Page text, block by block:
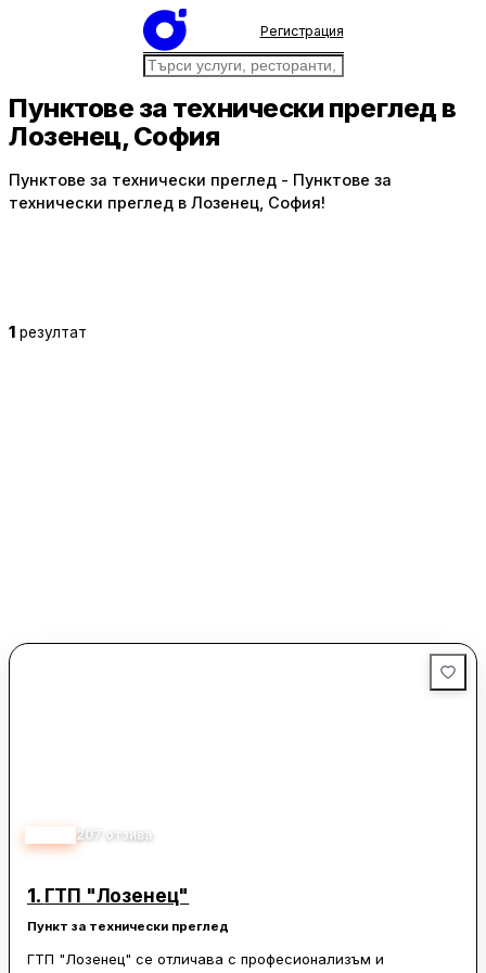
Регистрация
Пунктове за технически преглед в
Лозенец, София
Пунктове за технически преглед - Пунктове за
технически преглед в Лозенец, София!
1 резултат
207 отзива
1. ГТП "Лозенец"
Пункт за технически преглед
ГТП "Лозенец" се отличава с професионализъм и